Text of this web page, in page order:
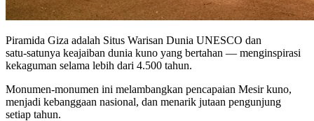
Piramida Giza adalah Situs Warisan Dunia UNESCO dan
satu‑satunya keajaiban dunia kuno yang bertahan — menginspirasi
kekaguman selama lebih dari 4.500 tahun.
Monumen‑monumen ini melambangkan pencapaian Mesir kuno,
menjadi kebanggaan nasional, dan menarik jutaan pengunjung
setiap tahun.